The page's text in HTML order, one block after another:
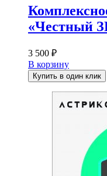
«Честный
3 500 ₽
В корзину
Купить в один клик